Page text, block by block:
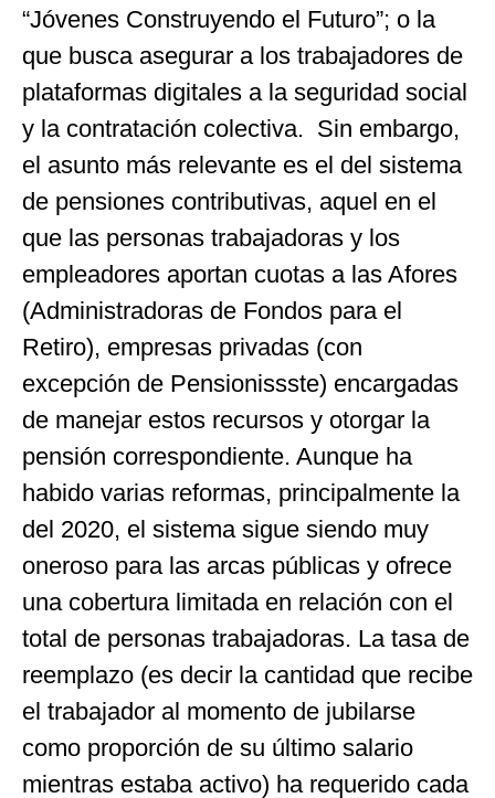
“Jóvenes Construyendo el Futuro”; o la
que busca asegurar a los trabajadores de
plataformas digitales a la seguridad social
y la contratación colectiva. Sin embargo,
el asunto más relevante es el del sistema
de pensiones contributivas, aquel en el
que las personas trabajadoras y los
empleadores aportan cuotas a las Afores
(Administradoras de Fondos para el
Retiro), empresas privadas (con
excepción de Pensionissste) encargadas
de manejar estos recursos y otorgar la
pensión correspondiente. Aunque ha
habido varias reformas, principalmente la
del 2020, el sistema sigue siendo muy
oneroso para las arcas públicas y ofrece
una cobertura limitada en relación con el
total de personas trabajadoras. La tasa de
reemplazo (es decir la cantidad que recibe
el trabajador al momento de jubilarse
como proporción de su último salario
mientras estaba activo) ha requerido cada